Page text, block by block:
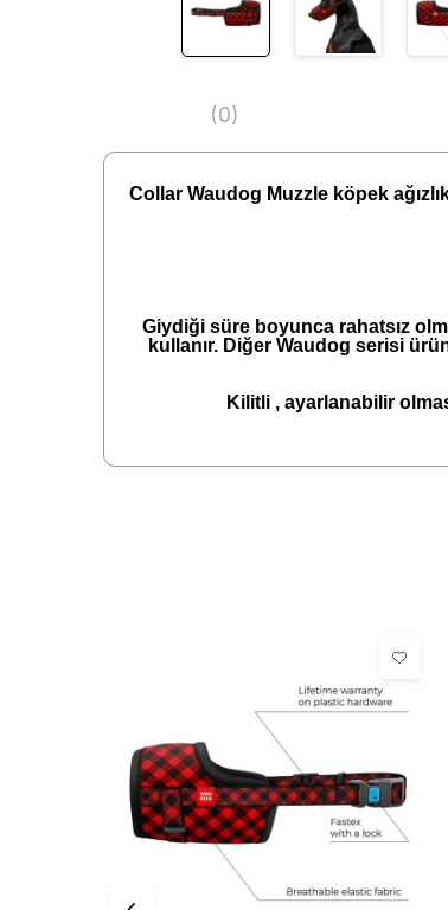
(0)
Collar Waudog Muzzle köpek
Giydiği süre boyunca rahatsız
kullanır. Diğer Waudog serisi
Kilitli , ayarlanabilir